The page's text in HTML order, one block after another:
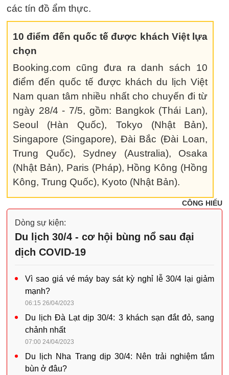
các tín đồ ẩm thực.
10 điểm đến quốc tế được khách Việt lựa
chọn
Booking.com cũng đưa ra danh sách 10
điểm đến quốc tế được khách du lịch Việt
Nam quan tâm nhiều nhất cho chuyến đi từ
ngày 28/4 - 7/5, gồm: Bangkok (Thái Lan),
Seoul (Hàn Quốc), Tokyo (Nhật Bản),
Singapore (Singapore), Đài Bắc (Đài Loan,
Trung Quốc), Sydney (Australia), Osaka
(Nhật Bản), Paris (Pháp), Hồng Kông (Hồng
Kông, Trung Quốc), Kyoto (Nhật Bản).
CÔNG HIẾU
Dòng sự kiện:
Du lịch 30/4 - cơ hội bùng nổ sau đại
dịch COVID-19
Vì sao giá vé máy bay sát kỳ nghỉ lễ 30/4 lại giảm
mạnh?
06:15 26/04/2023
Du lịch Đà Lạt dịp 30/4: 3 khách sạn đắt đỏ, sang
chảnh nhất
07:00 24/04/2023
Du lịch Nha Trang dịp 30/4: Nên trải nghiệm tắm
bùn ở đâu?